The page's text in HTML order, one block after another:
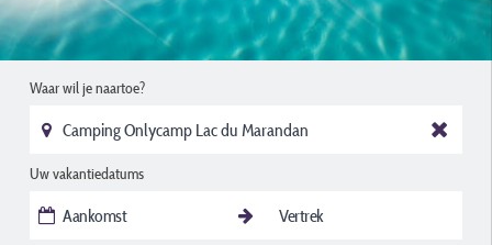
Waar wil je naartoe?
Uw vakantiedatums